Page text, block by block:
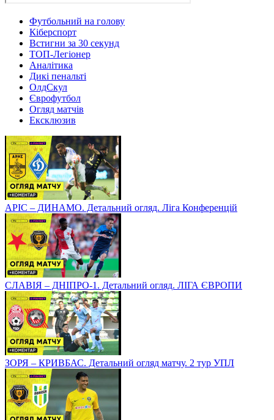
Футбольний на голову
Кіберспорт
Встигни за 30 секунд
ТОП-Легіонер
Аналітика
Дикі пенальті
ОлдСкул
Єврофутбол
Огляд матчів
Ексклюзив
АРІС – ДИНАМО. Детальний огляд. Ліга Конференцій
СЛАВІЯ – ДНІПРО-1. Детальний огляд. ЛІГА ЄВРОПИ
ЗОРЯ – КРИВБАС. Детальний огляд матчу. 2 тур УПЛ